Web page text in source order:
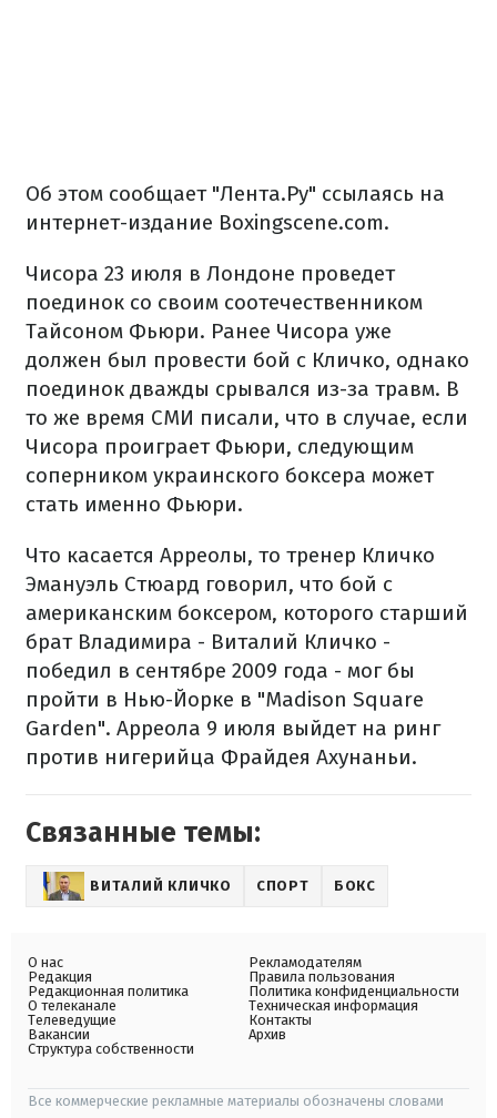
Об этом сообщает "Лента.Ру" ссылаясь на
интернет-издание Boxingscene.com.
Чисора 23 июля в Лондоне проведет
поединок со своим соотечественником
Тайсоном Фьюри. Ранее Чисора уже
должен был провести бой с Кличко, однако
поединок дважды срывался из-за травм. В
то же время СМИ писали, что в случае, если
Чисора проиграет Фьюри, следующим
соперником украинского боксера может
стать именно Фьюри.
Что касается Арреолы, то тренер Кличко
Эмануэль Стюард говорил, что бой с
американским боксером, которого старший
брат Владимира - Виталий Кличко -
победил в сентябре 2009 года - мог бы
пройти в Нью-Йорке в "Madison Square
Garden". Арреола 9 июля выйдет на ринг
против нигерийца Фрайдея Ахунаньи.
Связанные темы:
ВИТАЛИЙ КЛИЧКО СПОРТ БОКС
О нас
Редакция
Редакционная политика
О телеканале
Телеведущие
Вакансии
Структура собственности
Рекламодателям
Правила пользования
Политика конфиденциальности
Техническая информация
Контакты
Архив
Все коммерческие рекламные материалы обозначены словами